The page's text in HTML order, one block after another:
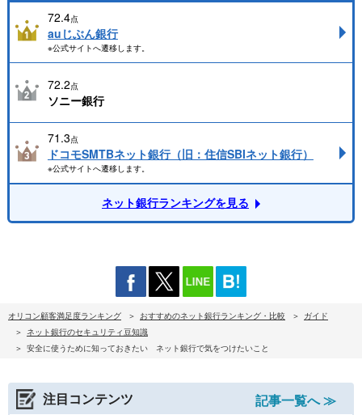
72.4点
auじぶん銀行
※公式サイトへ遷移します。
72.2点
ソニー銀行
71.3点
ドコモSMTBネット銀行（旧：住信SBIネット銀行）
※公式サイトへ遷移します。
ネット銀行ランキングを見る
オリコン顧客満足度ランキング おすすめのネット銀行ランキング・比較
ガイド
ネット銀行のセキュリティ豆知識
安全に使うために知っておきたい ネット銀行で気をつけたいこと
注目コンテンツ
記事一覧へ ≫